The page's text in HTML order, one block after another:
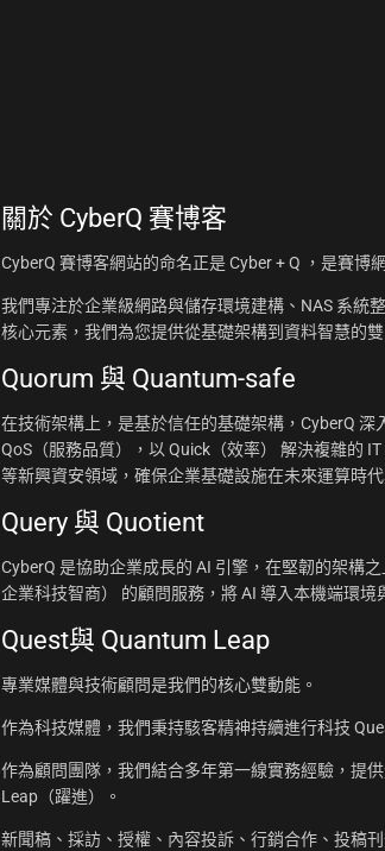
關於 CyberQ 賽博客
CyberQ 賽博客網站的命名正是 Cyber + Q ，是賽
我們專注於企業級網路與儲存環境建構、NAS 系統
核心元素，我們為您提供從基礎架構到資料智慧的雙
Quorum 與 Quantum-safe
在技術架構上，是基於信任的基礎架構，CyberQ
QoS（服務品質），以 Quick（效率） 解決複雜的
等新興資安領域，確保企業基礎設施在未來運算時
Query 與 Quotient
CyberQ 是協助企業成長的 AI 引擎，在堅韌的架構
企業科技智商） 的顧問服務，將 AI 導入本機端環
Quest與 Quantum Leap
專業媒體與技術顧問是我們的核心雙動能。
作為科技媒體，我們秉持駭客精神持續進行科技
作為顧問團隊，我們結合多年第一線實務經驗，提
Leap（躍進）。
新聞稿、採訪、授權、內容投訴、行銷合作、投稿刊